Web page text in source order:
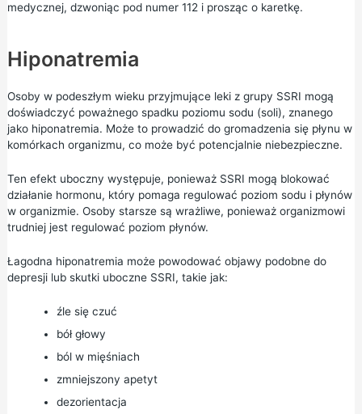
medycznej, dzwoniąc pod numer 112 i prosząc o karetkę.
Hiponatremia
Osoby w podeszłym wieku przyjmujące leki z grupy SSRI mogą
doświadczyć poważnego spadku poziomu sodu (soli), znanego
jako hiponatremia. Może to prowadzić do gromadzenia się płynu w
komórkach organizmu, co może być potencjalnie niebezpieczne.
Ten efekt uboczny występuje, ponieważ SSRI mogą blokować
działanie hormonu, który pomaga regulować poziom sodu i płynów
w organizmie. Osoby starsze są wrażliwe, ponieważ organizmowi
trudniej jest regulować poziom płynów.
Łagodna hiponatremia może powodować objawy podobne do
depresji lub skutki uboczne SSRI, takie jak:
źle się czuć
bół głowy
ból w mięśniach
zmniejszony apetyt
dezorientacja